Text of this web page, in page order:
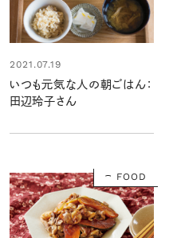
2021.07.19
いつも元気な人の朝ごはん：
田辺玲子さん
FOOD